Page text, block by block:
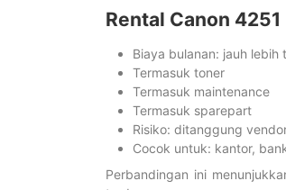
Rental Canon 4251
Biaya bulanan: jauh lebih
Termasuk toner
Termasuk maintenance
Termasuk sparepart
Risiko: ditanggung
Cocok untuk: kantor,
Perbandingan ini